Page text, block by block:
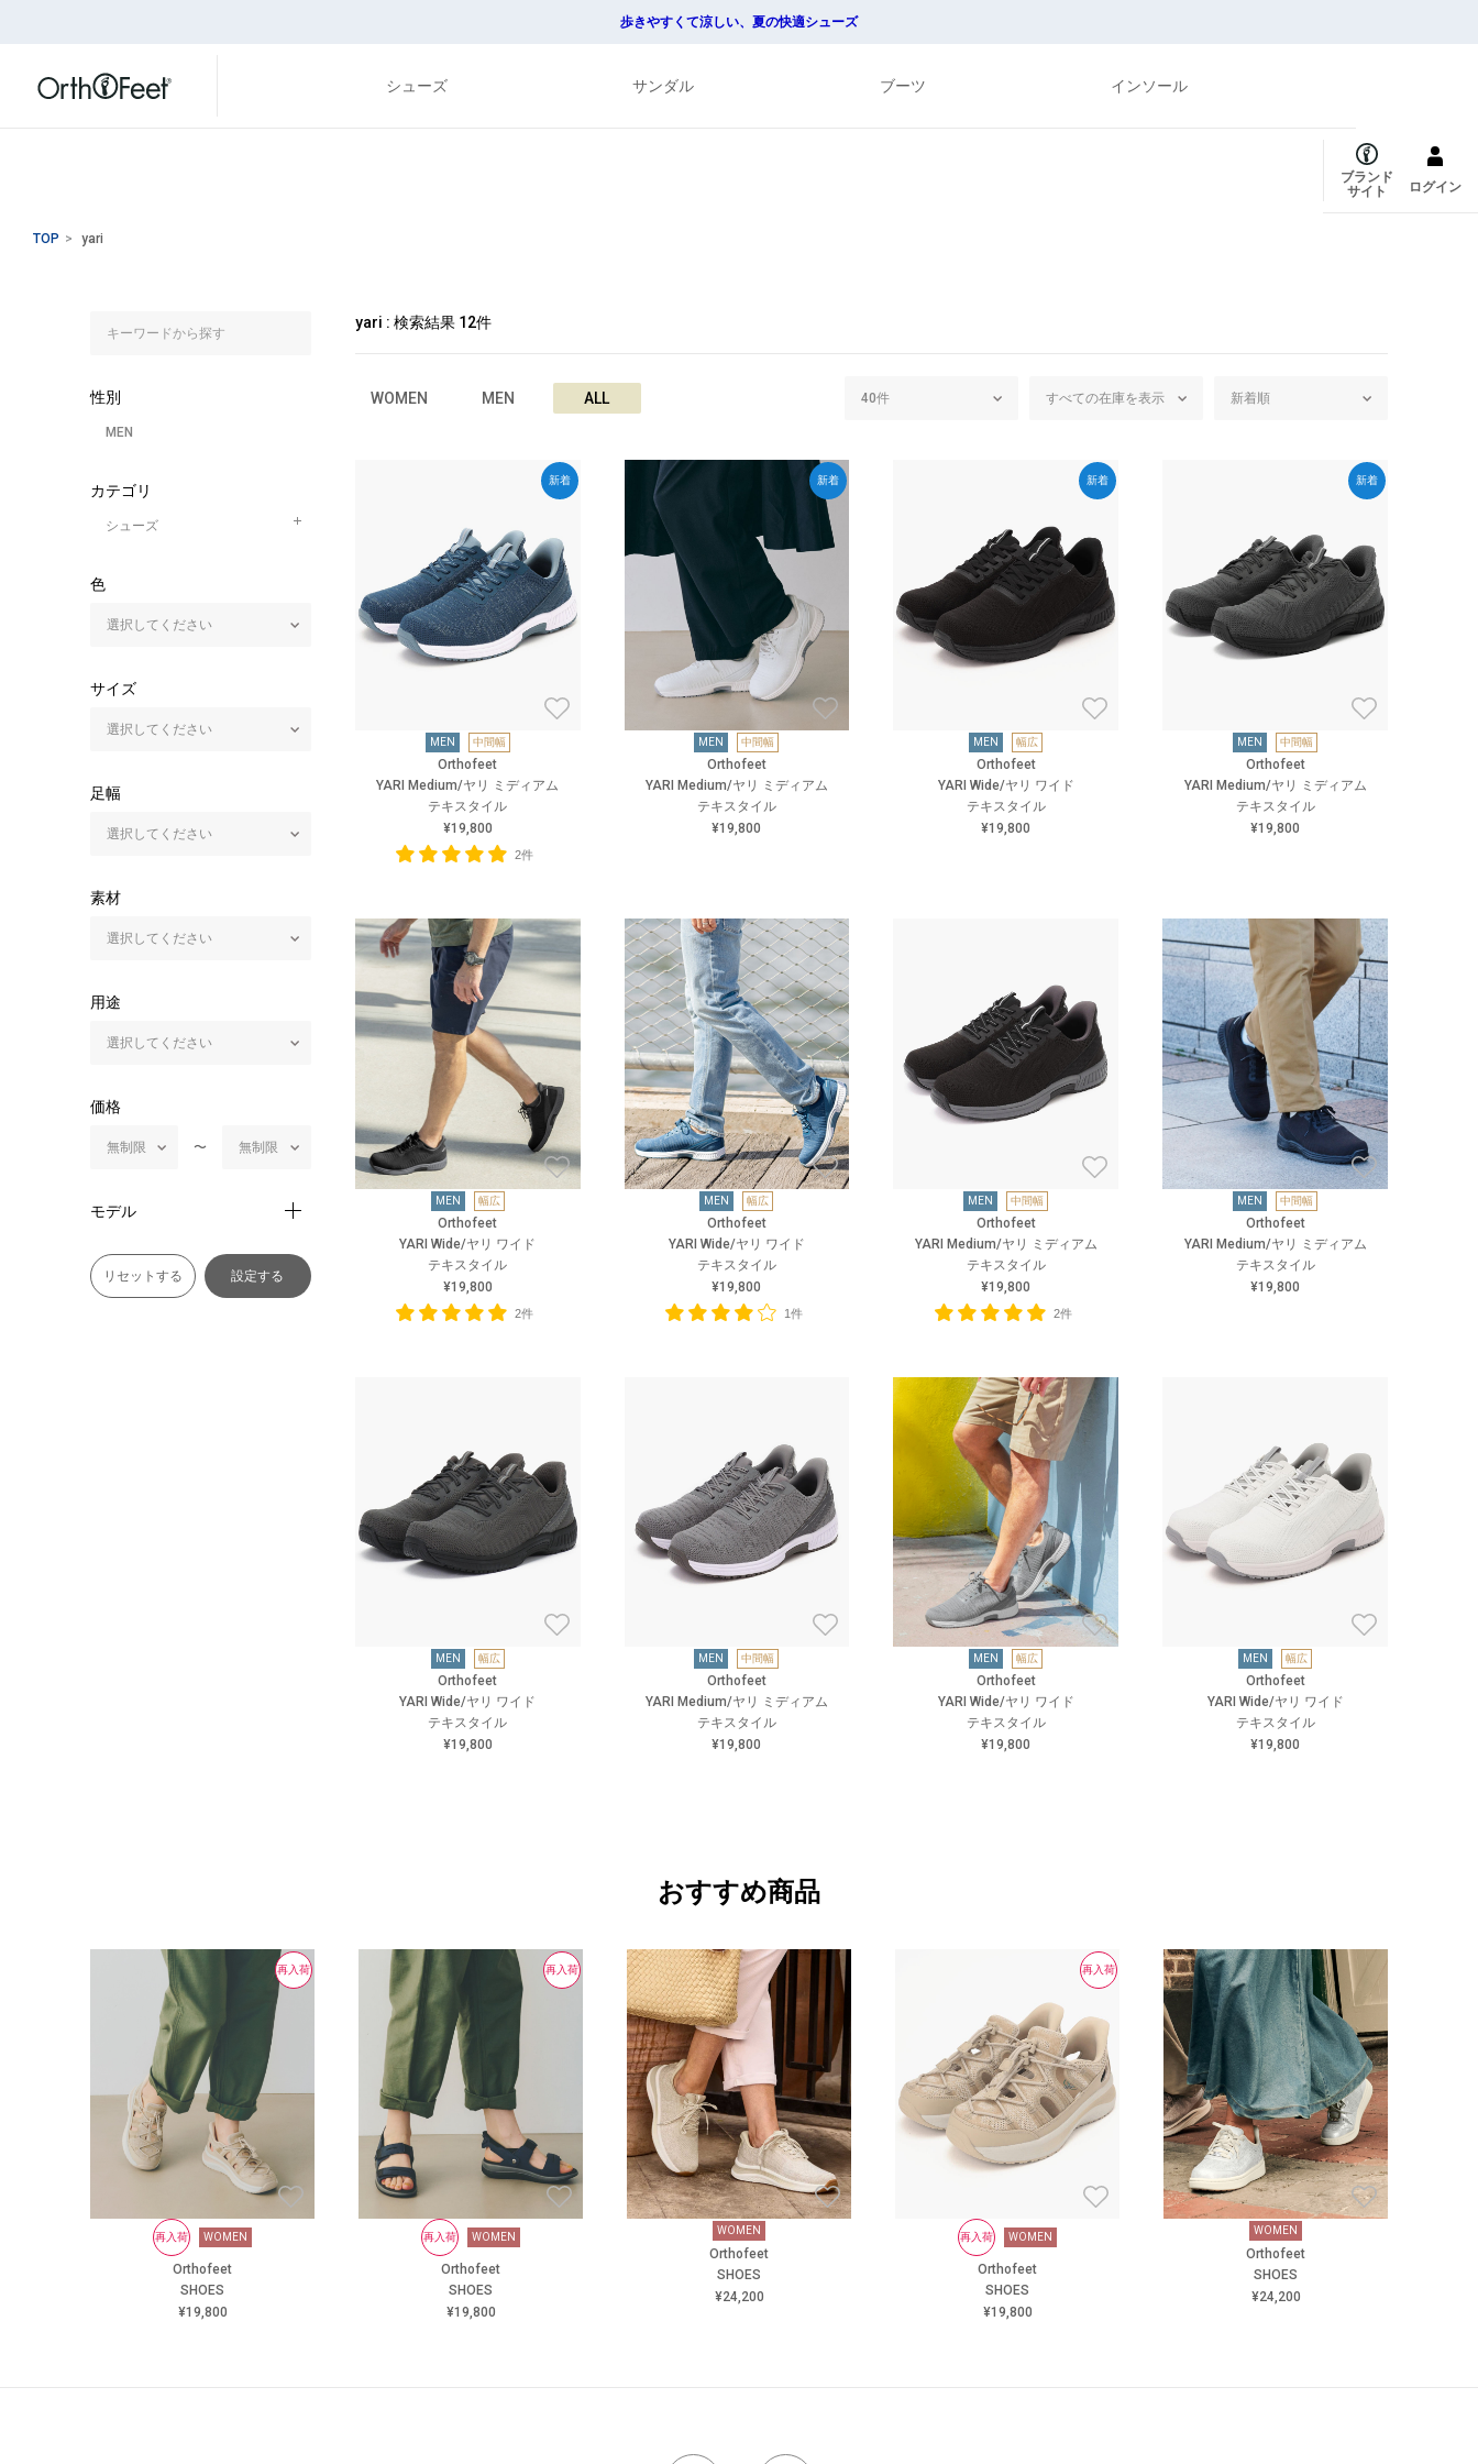
歩きやすくて涼しい、夏の快適シューズ
シューズ サンダル ブーツ インソール
ブランド
サイト
ログイン
TOP > yari
性別
MEN
カテゴリ
シューズ
色
サイズ
足幅
素材
用途
価格
〜
モデル
リセットする 設定する
yari : 検索結果 12件
WOMEN MEN ALL
新着
MEN 中間幅
Orthofeet
YARI Medium/ヤリ ミディアム
テキスタイル
¥19,800
2件
新着
MEN 中間幅
Orthofeet
YARI Medium/ヤリ ミディアム
テキスタイル
¥19,800
新着
MEN 幅広
Orthofeet
YARI Wide/ヤリ ワイド
テキスタイル
¥19,800
新着
MEN 中間幅
Orthofeet
YARI Medium/ヤリ ミディアム
テキスタイル
¥19,800
MEN 幅広
Orthofeet
YARI Wide/ヤリ ワイド
テキスタイル
¥19,800
2件
MEN 幅広
Orthofeet
YARI Wide/ヤリ ワイド
テキスタイル
¥19,800
1件
MEN 中間幅
Orthofeet
YARI Medium/ヤリ ミディアム
テキスタイル
¥19,800
2件
MEN 中間幅
Orthofeet
YARI Medium/ヤリ ミディアム
テキスタイル
¥19,800
MEN 幅広
Orthofeet
YARI Wide/ヤリ ワイド
テキスタイル
¥19,800
MEN 中間幅
Orthofeet
YARI Medium/ヤリ ミディアム
テキスタイル
¥19,800
MEN 幅広
Orthofeet
YARI Wide/ヤリ ワイド
テキスタイル
¥19,800
MEN 幅広
Orthofeet
YARI Wide/ヤリ ワイド
テキスタイル
¥19,800
おすすめ商品
再入荷
再入荷 WOMEN
Orthofeet
SHOES
¥19,800
再入荷
再入荷 WOMEN
Orthofeet
SHOES
¥19,800
WOMEN
Orthofeet
SHOES
¥24,200
再入荷
再入荷 WOMEN
Orthofeet
SHOES
¥19,800
WOMEN
Orthofeet
SHOES
¥24,200